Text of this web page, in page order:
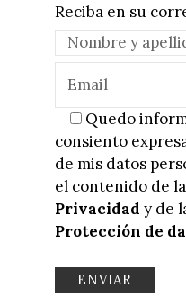
Reciba en su
Quedo
consiento
de mis datos
el contenido de la
Privacidad y de
Protección de